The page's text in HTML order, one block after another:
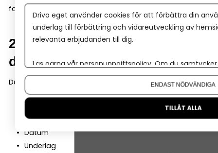
fakturor – så att du samlar allt i programmet direkt.
2. Registrera varje händelse i
ditt bokföringsprogram
Du bokför en händelse genom att ange:
Belopp
Datum
Underlag
Driva eget använder cookies för att förbättra din
underlag till förbättring och vidareutveckling av
relevanta erbjudanden till dig.
Läs gärna vår personuppgiftspolicy. Om du
Om du vill ändra ditt val i efterhand hittar du den
ENDAST NÖDVÄNDIGA
TILLÅT ALLA